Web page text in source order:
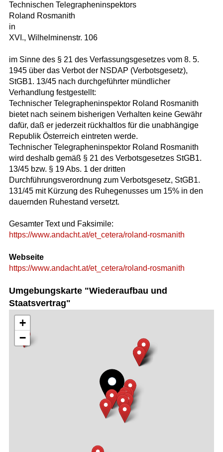
Technischen Telegrapheninspektors
Roland Rosmanith
in
XVI., Wilhelminenstr. 106
im Sinne des § 21 des Verfassungsgesetzes vom 8. 5.
1945 über das Verbot der NSDAP (Verbotsgesetz),
StGB1. 13/45 nach durchgeführter mündlicher
Verhandlung festgestellt:
Technischer Telegrapheninspektor Roland Rosmanith
bietet nach seinem bisherigen Verhalten keine Gewähr
dafür, daß er jederzeit rückhaltlos für die unabhängige
Republik Österreich eintreten werde.
Technischer Telegrapheninspektor Roland Rosmanith
wird deshalb gemäß § 21 des Verbotsgesetzes StGB1.
13/45 bzw. § 19 Abs. 1 der dritten
Durchführungsverordnung zum Verbotsgesetz, StGB1.
131/45 mit Kürzung des Ruhegenusses um 15% in den
dauernden Ruhestand versetzt.
Gesamter Text und Faksimile:
https://www.andacht.at/et_cetera/roland-rosmanith
Webseite
https://www.andacht.at/et_cetera/roland-rosmanith
Umgebungskarte "Wiederaufbau und
Staatsvertrag"
+
−